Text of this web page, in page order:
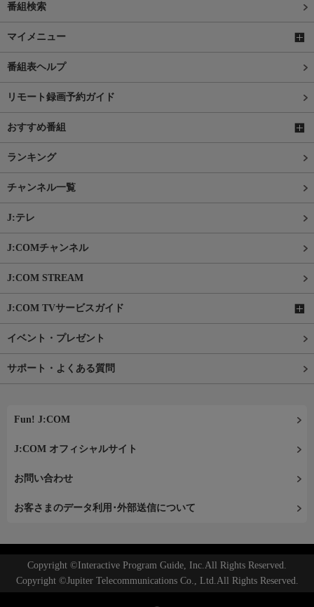
番組検索
マイメニュー
番組表ヘルプ
リモート録画予約ガイド
おすすめ番組
ランキング
チャンネル一覧
J:テレ
J:COMチャンネル
J:COM STREAM
J:COM TVサービスガイド
イベント・プレゼント
サポート・よくある質問
Fun! J:COM
J:COM オフィシャルサイト
お問い合わせ
お客さまのデータ利用･外部送信について
Copyright ©Interactive Program Guide, Inc.All Rights Reserved.
Copyright ©Jupiter Telecommunications Co., Ltd.All Rights Reserved.